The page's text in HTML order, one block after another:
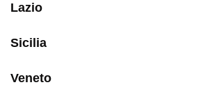
Lazio
Sicilia
Veneto